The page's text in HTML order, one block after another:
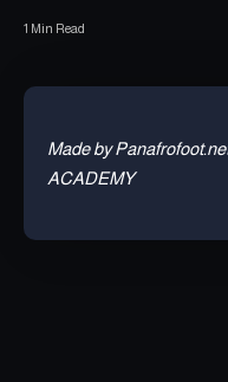
1 Min Read
Made by
ACADEMY